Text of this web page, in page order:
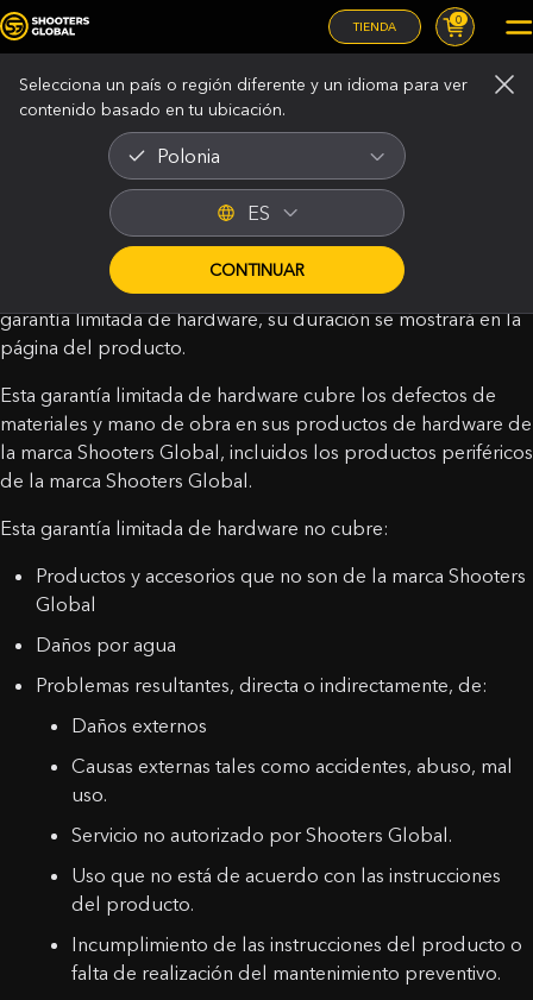
TIENDA 0
Selecciona un país o región diferente y un idioma para ver
contenido basado en tu ubicación.
Polonia
ES
CONTINUAR
Menú legal
Garantía
Última actualización: 2 de marzo de 2026
Si un producto Shooters Global está cubierto por una
garantía limitada de hardware, su duración se mostrará en la
página del producto.
Esta garantía limitada de hardware cubre los defectos de
materiales y mano de obra en sus productos de hardware de
la marca Shooters Global, incluidos los productos periféricos
de la marca Shooters Global.
Esta garantía limitada de hardware no cubre:
Productos y accesorios que no son de la marca Shooters
Global
Daños por agua
Problemas resultantes, directa o indirectamente, de:
Daños externos
Causas externas tales como accidentes, abuso, mal
uso.
Servicio no autorizado por Shooters Global.
Uso que no está de acuerdo con las instrucciones
del producto.
Incumplimiento de las instrucciones del producto o
falta de realización del mantenimiento preventivo.